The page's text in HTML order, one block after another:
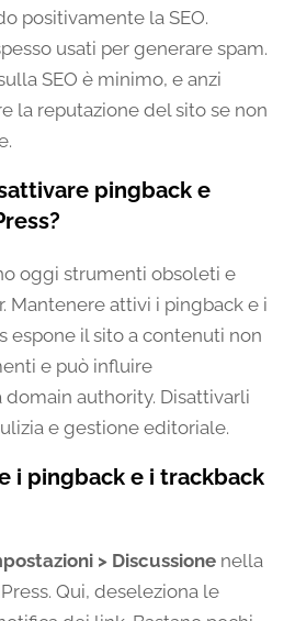
positivamente la SEO.
usati per generare spam.
SEO è minimo, e anzi
la reputazione del sito se non
pingback e
oggi strumenti obsoleti e
Mantenere attivi i pingback e i
espone il sito a contenuti non
e può influire
authority. Disattivarli
e gestione editoriale.
i pingback e i trackback
> Discussione nella
Qui, deseleziona le